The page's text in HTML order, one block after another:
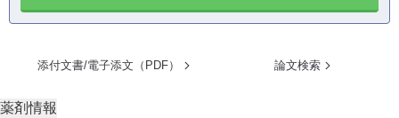
添付文書/電子添文（PDF） 論文検索
薬剤情報